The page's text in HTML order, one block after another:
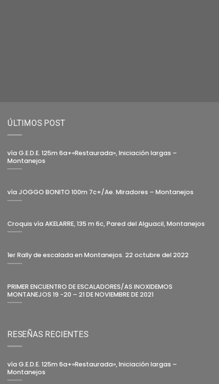
ÚLTIMOS POST
vía G.E.D.E. 125m 6a+»Restaurada», Iniciación largas –
Montanejos
vía JOGGO BONITO 100m 7c+/Ae. Miradores – Montanejos
Croquis vía AKELARRE, 135 m 6c, Pared del Alguacil, Montanejos
1er Rally de escalada en Montanejos. 22 octubre del 2022
PRIMER ENCUENTRO DE ESCALADORES/AS INOXIDEMOS
MONTANEJOS 19 -20 – 21 DE NOVIEMBRE DE 2021
RESEÑAS RECIENTES
vía G.E.D.E. 125m 6a+»Restaurada», Iniciación largas –
Montanejos